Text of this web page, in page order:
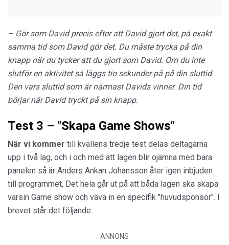
– Gör som David precis efter att David gjort det, på exakt
samma tid som David gör det. Du måste trycka på din
knapp när du tycker att du gjort som David. Om du inte
slutför en aktivitet så läggs tio sekunder på på din sluttid.
Den vars sluttid som är närmast Davids vinner. Din tid
börjar när David tryckt på sin knapp.
Test 3 – "Skapa Game Shows"
När vi kommer till kvällens tredje test delas deltagarna
upp i två lag, och i och med att lagen blir ojämna med bara
panelen så är Anders Ankan Johansson åter igen inbjuden
till programmet, Det hela går ut på att båda lagen ska skapa
varsin Game show och väva in en specifik "huvudsponsor". I
brevet står det följande:
ANNONS